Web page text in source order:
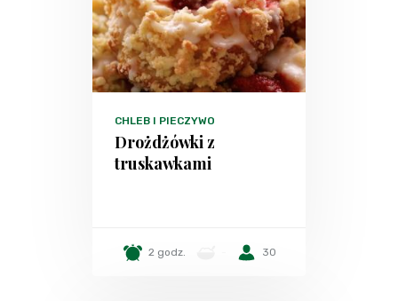
CHLEB I PIECZYWO
Drożdżówki z
truskawkami
2 godz. 30